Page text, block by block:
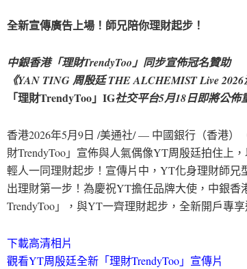
全新宣傳廣告上場！師兄陪你理財起步！
中銀香港「理財TrendyToo」同步宣佈冠名贊助
《YAN TING 周殷廷 THE ALCHEMIST Live 2026
「理財TrendyToo」IG社交平台5月18日即將公佈
香港2026年5月9日 /美通社/ — 中國銀行（香港）
財TrendyToo」宣佈與人氣偶像YT周殷廷拍住上
輕人一同理財起步！宣傳片中，YT化身理財師兄
出理財第一步！為慶祝YT擔任品牌大使，中銀香
TrendyToo」，與YT一齊理財起步， 全新開戶專享
下載高清相片
觀看YT周殷廷全新「理財TrendyToo」宣傳片